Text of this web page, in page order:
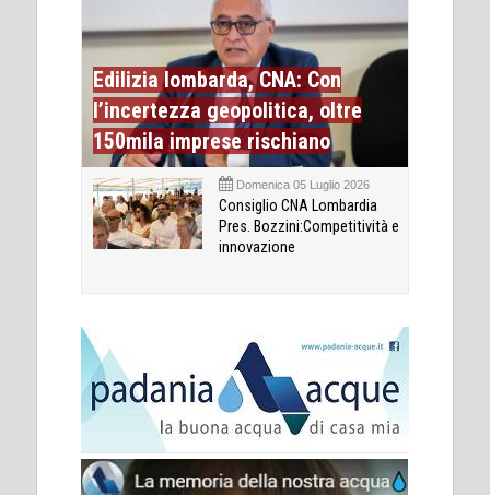
Edilizia lombarda, CNA: Con
l’incertezza geopolitica, oltre
150mila imprese rischiano
Domenica 05 Luglio 2026
Consiglio CNA Lombardia
Pres. Bozzini:Competitività e
innovazione